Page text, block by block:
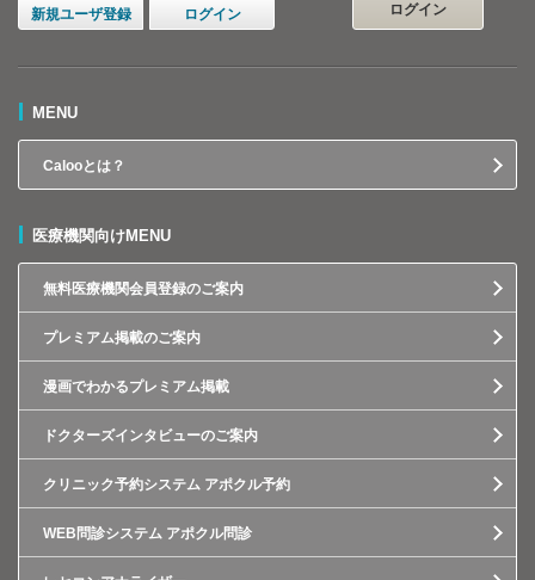
新規ユーザ登録 ログイン
ログイン
MENU
Calooとは？
医療機関向けMENU
無料医療機関会員登録のご案内
プレミアム掲載のご案内
漫画でわかるプレミアム掲載
ドクターズインタビューのご案内
クリニック予約システム アポクル予約
WEB問診システム アポクル問診